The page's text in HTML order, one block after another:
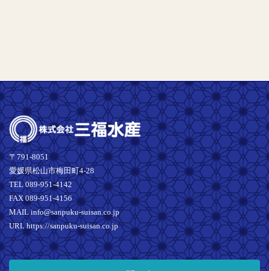
〒791-8051
愛媛県松山市梅田町4-28
TEL 089-951-4142
FAX 089-951-4156
MAIL info@sanpuku-suisan.co.jp
URL https://sanpuku-suisan.co.jp